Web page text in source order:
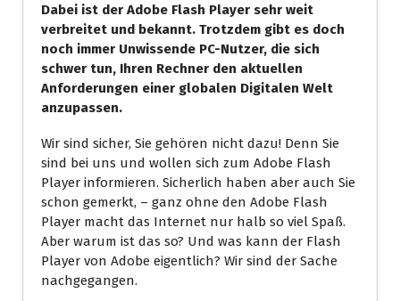
Dabei ist der Adobe Flash Player sehr weit
verbreitet und bekannt. Trotzdem gibt es doch
noch immer Unwissende PC-Nutzer, die sich
schwer tun, Ihren Rechner den aktuellen
Anforderungen einer globalen Digitalen Welt
anzupassen.
Wir sind sicher, Sie gehören nicht dazu! Denn Sie
sind bei uns und wollen sich zum Adobe Flash
Player informieren. Sicherlich haben aber auch Sie
schon gemerkt, – ganz ohne den Adobe Flash
Player macht das Internet nur halb so viel Spaß.
Aber warum ist das so? Und was kann der Flash
Player von Adobe eigentlich? Wir sind der Sache
nachgegangen.